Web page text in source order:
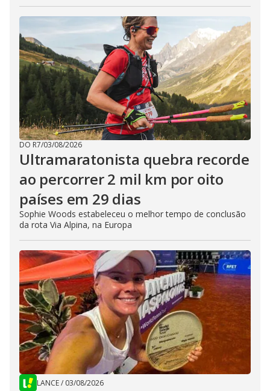
DO R7/03/08/2026
Ultramaratonista quebra recorde
ao percorrer 2 mil km por oito
países em 29 dias
Sophie Woods estabeleceu o melhor tempo de conclusão
da rota Via Alpina, na Europa
LANCE/ 03/08/2026